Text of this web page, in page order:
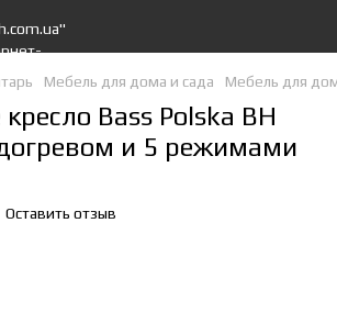
Мебель для дома и сада Мебель для
Bass Polska BH
и 5 режимами
Оставить отзыв